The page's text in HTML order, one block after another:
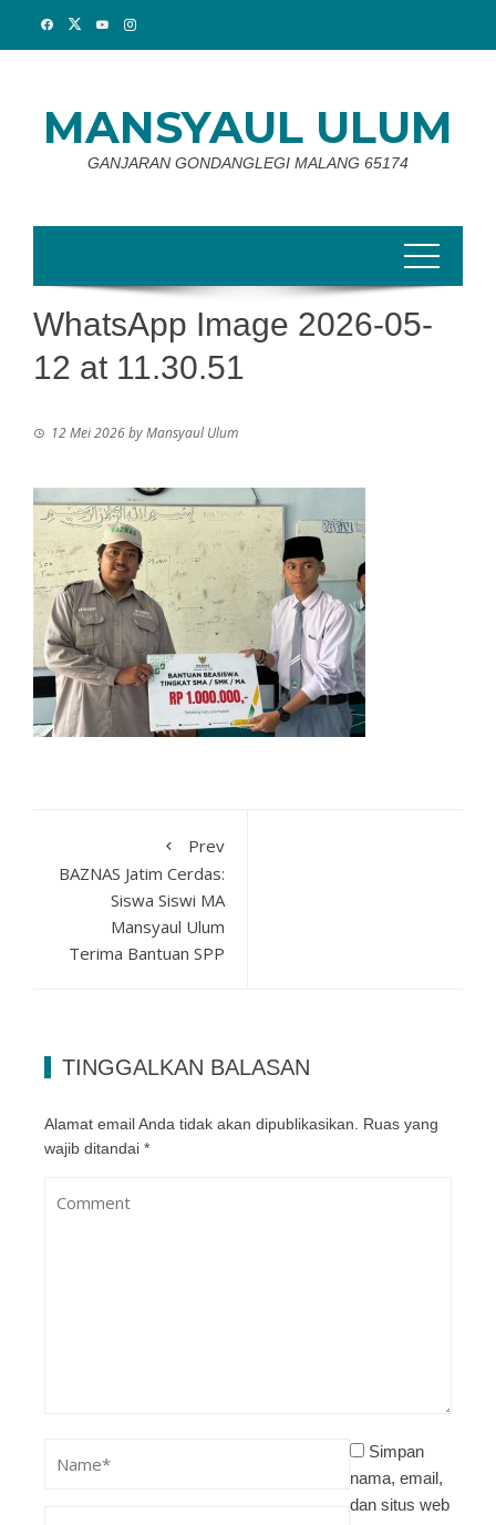
MANSYAUL ULUM
GANJARAN GONDANGLEGI MALANG 65174
WhatsApp Image 2026-05-
12 at 11.30.51
12 Mei 2026byMansyaul Ulum
Prev
BAZNAS Jatim Cerdas:
Siswa Siswi MA
Mansyaul Ulum
Terima Bantuan SPP
TINGGALKAN BALASAN
Alamat email Anda tidak akan dipublikasikan. Ruas yang
wajib ditandai *
Simpan
nama, email,
dan situs web